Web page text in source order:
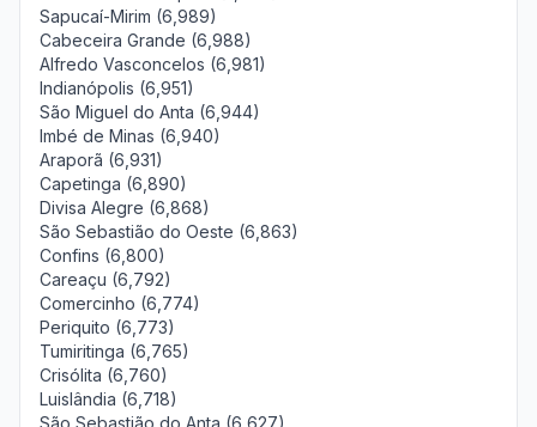
Sapucaí-Mirim (6,989)
Cabeceira Grande (6,988)
Alfredo Vasconcelos (6,981)
Indianópolis (6,951)
São Miguel do Anta (6,944)
Imbé de Minas (6,940)
Araporã (6,931)
Capetinga (6,890)
Divisa Alegre (6,868)
São Sebastião do Oeste (6,863)
Confins (6,800)
Careaçu (6,792)
Comercinho (6,774)
Periquito (6,773)
Tumiritinga (6,765)
Crisólita (6,760)
Luislândia (6,718)
São Sebastião do Anta (6,627)